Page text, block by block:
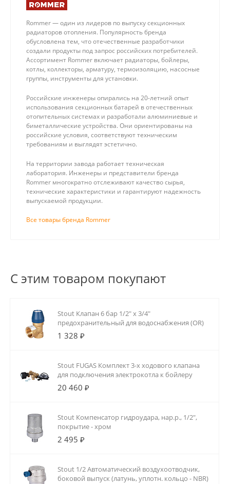
Rommer — один из лидеров по выпуску секционных
радиаторов отопления. Популярность бренда
обусловлена тем, что отечественные разработчики
создали продукты под запрос российских потребителей.
Ассортимент Rommer включает радиаторы, бойлеры,
котлы, коллекторы, арматуру, термоизоляцию, насосные
группы, инструменты для установки.
Российские инженеры опирались на 20-летний опыт
использования секционных батарей в отечественных
отопительных системах и разработали алюминиевые и
биметаллические устройства. Они ориентированы на
российские условия, соответствуют техническим
требованиям и выглядят эстетично.
На территории завода работает техническая
лаборатория. Инженеры и представители бренда
Rommer многократно отслеживают качество сырья,
технические характеристики и гарантируют надежность
выпускаемой продукции.
Все товары бренда Rommer
С этим товаром покупают
Stout Клапан 6 бар 1/2" х 3/4"
предохранительный для водоснабжения (OR)
1 328 ₽
Stout FUGAS Комплект 3-х ходового клапана
для подключения электрокотла к бойлеру
20 460 ₽
Stout Компенсатор гидроудара, нар.р., 1/2",
покрытие - хром
2 495 ₽
Stout 1/2 Автоматический воздухоотводчик,
боковой выпуск (латунь, уплотн. кольцо - NBR)